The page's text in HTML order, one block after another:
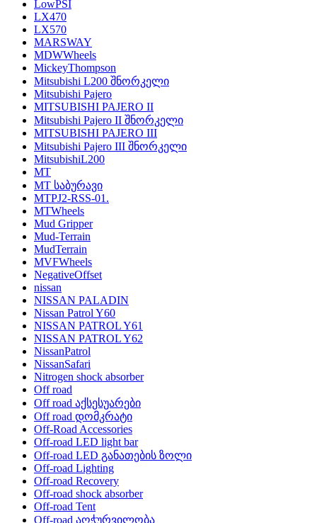
LowPSI
LX470
LX570
MARSWAY
MDWWheels
MickeyThompson
Mitsubishi L200 შნორკელი
Mitsubishi Pajero
MITSUBISHI PAJERO II
Mitsubishi Pajero II შნორკელი
MITSUBISHI PAJERO III
Mitsubishi Pajero III შნორკელი
MitsubishiL200
MT
MT საბურავი
MTPJ2-RSS-01.
MTWheels
Mud Gripper
Mud-Terrain
MudTerrain
MVFWheels
NegativeOffset
nissan
NISSAN PALADIN
Nissan Patrol Y60
NISSAN PATROL Y61
NISSAN PATROL Y62
NissanPatrol
NissanSafari
Nitrogen shock absorber
Off road
Off road აქსესუარები
Off road დომკრატი
Off-Road Accessories
Off-road LED light bar
Off-road LED განათების ზოლი
Off-road Lighting
Off-road Recovery
Off-road shock absorber
Off-road Tent
Off-road აღჭურვილობა